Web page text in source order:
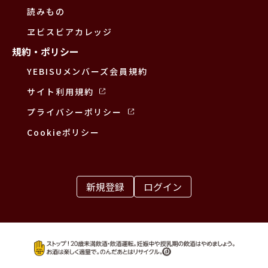
読みもの
ヱビスビアカレッジ
規約・ポリシー
YEBISUメンバーズ会員規約
サイト利用規約
プライバシーポリシー
Cookieポリシー
新規登録 ログイン